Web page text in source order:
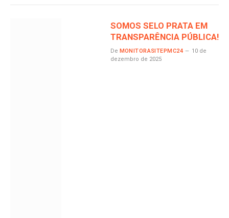
SOMOS SELO PRATA EM
TRANSPARÊNCIA PÚBLICA!
De MONITORASITEPMC24
10 de
dezembro de 2025